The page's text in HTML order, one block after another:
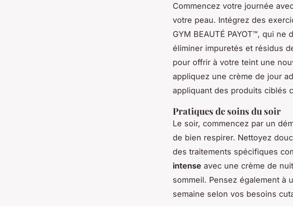
Commencez votre journée
votre peau. Intégrez des
GYM BEAUTÉ PAYOT™, qui
éliminer impuretés et résidus
pour offrir à votre teint une
appliquez une crème de jour
appliquant des produits ciblés
Pratiques de soins du soir
Le soir, commencez par un
de bien respirer. Nettoyez
des traitements spécifiques
intense avec une crème de
sommeil. Pensez également à
semaine selon vos besoins